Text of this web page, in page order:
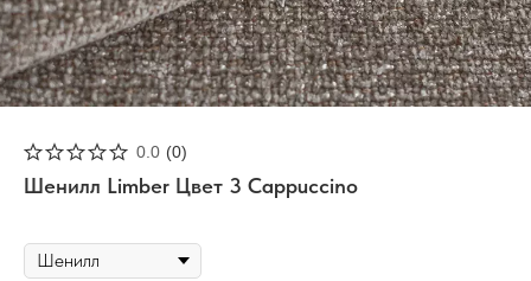
0.0 (0)
Шенилл Limber Цвет 3 Cappuccino